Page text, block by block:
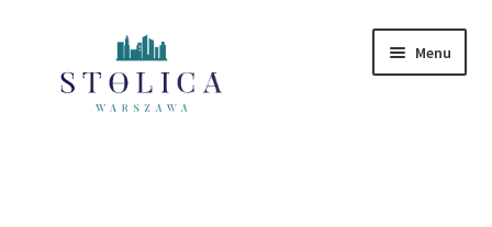
nawigacji
treści
Menu